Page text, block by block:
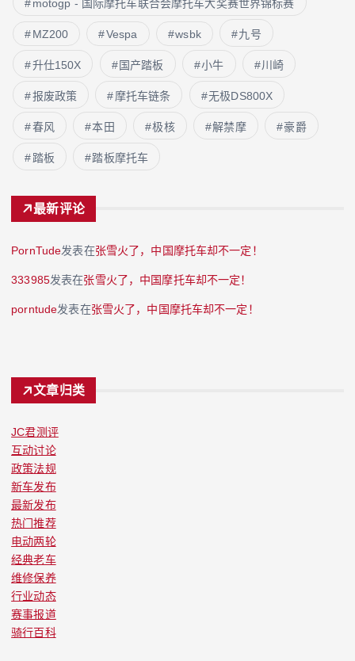
motogp - 国际摩托车联合会摩托车大奖赛世界锦标赛
MZ200 Vespa wsbk 九号
升仕150X 国产踏板 小牛 川崎
报废政策 摩托车链条 无极DS800X
春风 本田 极核 解禁摩 豪爵
踏板 踏板摩托车
最新评论
PornTude发表在张雪火了，中国摩托车却不一定！
333985发表在张雪火了，中国摩托车却不一定！
porntude发表在张雪火了，中国摩托车却不一定！
文章归类
JC君测评
互动讨论
政策法规
新车发布
最新发布
热门推荐
电动两轮
经典老车
维修保养
行业动态
赛事报道
骑行百科